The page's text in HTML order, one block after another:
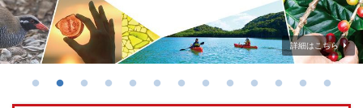
詳細はこちら
詳細はこちら
詳細はこちら
詳細はこちら
詳細はこちら
詳細はこちら
詳細はこちら
詳細はこちら
詳細はこちら
詳細はこちら
詳細はこちら
詳細はこちら
詳細はこちら